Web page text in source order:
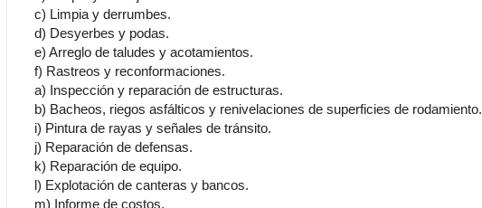
c) Limpia y derrumbes.
d) Desyerbes y podas.
e) Arreglo de taludes y acotamientos.
f) Rastreos y reconformaciones.
a) Inspección y reparación de estructuras.
b) Bacheos, riegos asfálticos y renivelaciones de superficies de rodamiento.
i) Pintura de rayas y señales de tránsito.
j) Reparación de defensas.
k) Reparación de equipo.
l) Explotación de canteras y bancos.
m) Informe de costos.